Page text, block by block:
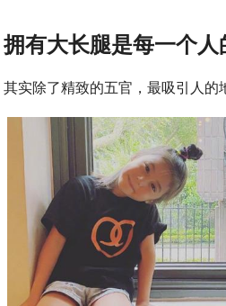
拥有大长腿是每一个人
其实除了精致的五官，最吸引人的